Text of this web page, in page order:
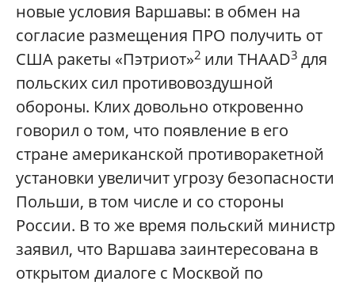
новые условия Варшавы: в обмен на
согласие размещения ПРО получить от
США ракеты «Пэтриот»2 или THAAD3 для
польских сил противовоздушной
обороны. Клих довольно откровенно
говорил о том, что появление в его
стране американской противоракетной
установки увеличит угрозу безопасности
Польши, в том числе и со стороны
России. В то же время польский министр
заявил, что Варшава заинтересована в
открытом диалоге с Москвой по